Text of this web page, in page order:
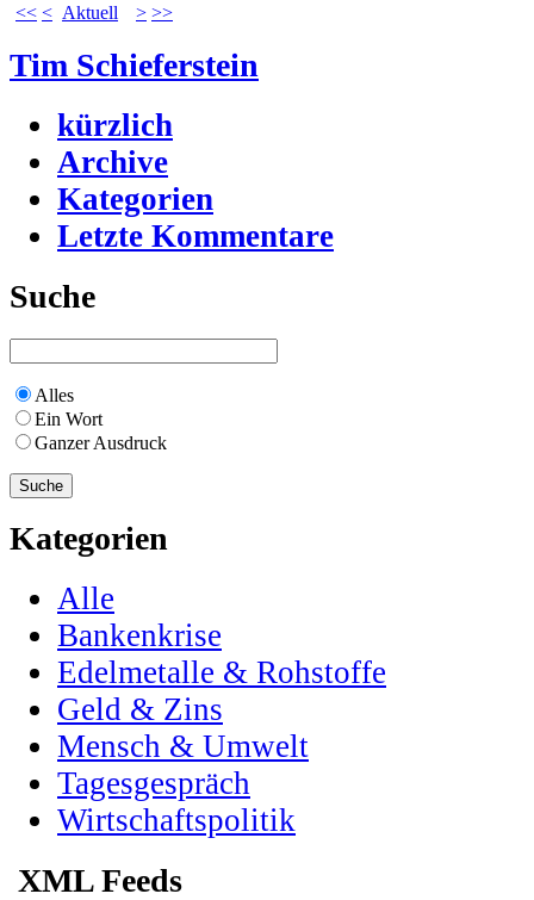
<< < Aktuell > >>
Tim Schieferstein
kürzlich
Archive
Kategorien
Letzte Kommentare
Suche
Alles
Ein Wort
Ganzer Ausdruck
Kategorien
Alle
Bankenkrise
Edelmetalle & Rohstoffe
Geld & Zins
Mensch & Umwelt
Tagesgespräch
Wirtschaftspolitik
XML Feeds